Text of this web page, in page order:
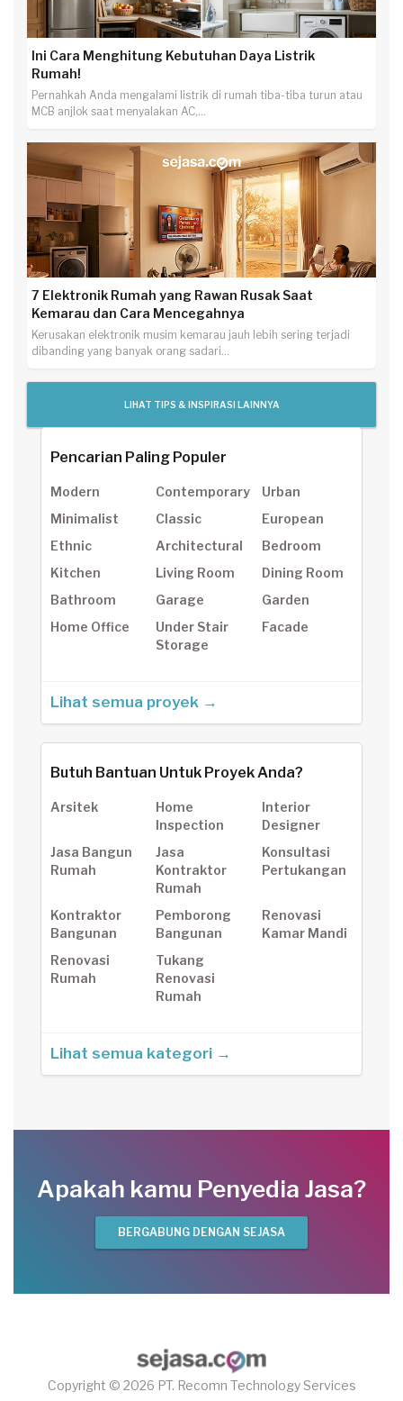
Ini Cara Menghitung Kebutuhan Daya Listrik
Rumah!
Pernahkah Anda mengalami listrik di rumah tiba-tiba turun atau
MCB anjlok saat menyalakan AC,...
7 Elektronik Rumah yang Rawan Rusak Saat
Kemarau dan Cara Mencegahnya
Kerusakan elektronik musim kemarau jauh lebih sering terjadi
dibanding yang banyak orang sadari...
LIHAT TIPS & INSPIRASI LAINNYA
Pencarian Paling Populer
Modern Contemporary
Urban
Minimalist
Classic
European
Ethnic
Architectural
Bedroom
Kitchen
Living Room
Dining Room
Bathroom
Garage
Garden
Home Office
Under Stair
Storage
Facade
Lihat semua proyek →
Butuh Bantuan Untuk Proyek Anda?
Arsitek
Home
Inspection
Interior
Designer
Jasa Bangun
Rumah
Jasa
Kontraktor
Rumah
Konsultasi
Pertukangan
Kontraktor
Bangunan
Pemborong
Bangunan
Renovasi
Kamar Mandi
Renovasi
Rumah
Tukang
Renovasi
Rumah
Lihat semua kategori →
Apakah kamu Penyedia Jasa?
BERGABUNG DENGAN SEJASA
Copyright © 2026 PT. Recomn Technology Services